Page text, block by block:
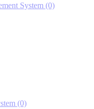
System (0)
(0)